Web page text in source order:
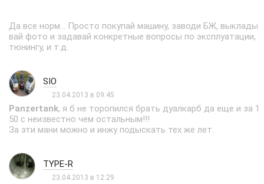
Да все норм... Просто покупай машину, заводи БЖ, выклады
вай фото и задавай конкретные вопросы по эксплуатации,
тюнингу, и т.д.
SIO
23.04.2013 в 09:45
Panzertank, я б не торопился брать дуалкарб да еще и за 1
50 с неизвестно чем остальным!!!
За эти мани можно и инжу подыскать тех же лет.
TYPE-R
23.04.2013 в 12:29